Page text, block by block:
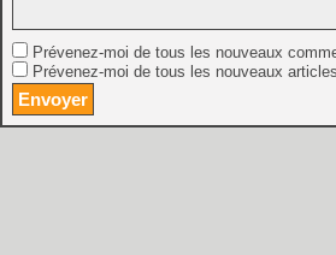
Prévenez-moi de tous les nouveaux
Prévenez-moi de tous les nouveaux